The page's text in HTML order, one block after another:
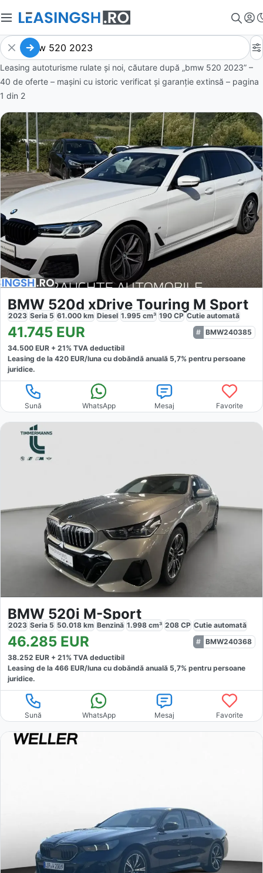
Leasing autoturisme rulate și noi, căutare după „bmw 520 2023” –
40 de oferte – mașini cu istoric verificat și garanție extinsă – pagina
1 din 2
BMW 520d xDrive Touring M Sport
2023 Seria 5 61.000 km Diesel 1.995 cm³ 190 CP Cutie automată
41.745 EUR
BMW240385
34.500 EUR + 21% TVA deductibil
Leasing de la 420 EUR/luna cu dobăndă anuală 5,7% pentru persoane
juridice.
Sună WhatsApp Mesaj Favorite
BMW 520i M-Sport
2023 Seria 5 50.018 km Benzină 1.998 cm³ 208 CP Cutie automată
46.285 EUR
BMW240368
38.252 EUR + 21% TVA deductibil
Leasing de la 466 EUR/luna cu dobăndă anuală 5,7% pentru persoane
juridice.
Sună WhatsApp Mesaj Favorite